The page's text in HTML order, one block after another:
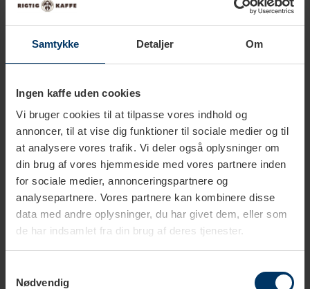
Samtykke Detaljer Om
Ingen kaffe uden cookies
Vi bruger cookies til at tilpasse vores indhold og
annoncer, til at vise dig funktioner til sociale medier og til
at analysere vores trafik. Vi deler også oplysninger om
din brug af vores hjemmeside med vores partnere inden
for sociale medier, annonceringspartnere og
analysepartnere. Vores partnere kan kombinere disse
data med andre oplysninger, du har givet dem, eller som
de har indsamlet fra din brug af deres tjenester.
Nødvendig
Udvidet beskrivelse
Tekniske specifikationer
Sådan bruger du en espressokande